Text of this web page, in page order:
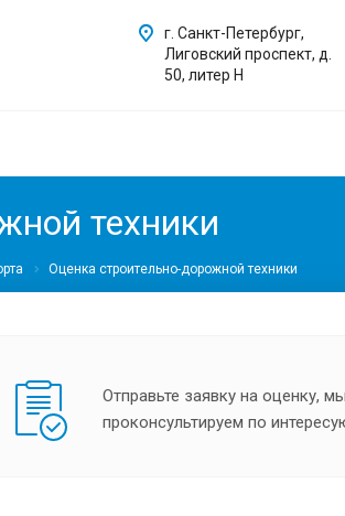
г. Санкт-Петербург,
Лиговский проспект, д.
50, литер Н
техники
Оценка строительно-дорожной техники
Отправьте заявку на оценку,
проконсультируем по